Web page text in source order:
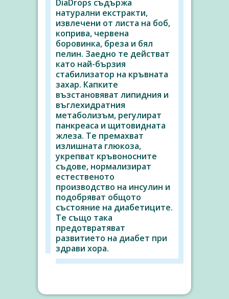
DiaDrops съдържа
натурални екстракти,
извлечени от листа на боб,
коприва, червена
боровинка, бреза и бял
пелин. Заедно те действат
като най-бързия
стабилизатор на кръвната
захар. Капките
възстановяват липидния и
въглехидратния
метаболизъм, регулират
панкреаса и щитовидната
жлеза. Те премахват
излишната глюкоза,
укрепват кръвоносните
съдове, нормализират
естественото
производство на инсулин и
подобряват общото
състояние на диабетиците.
Те също така
предотвратяват
развитието на диабет при
здрави хора.